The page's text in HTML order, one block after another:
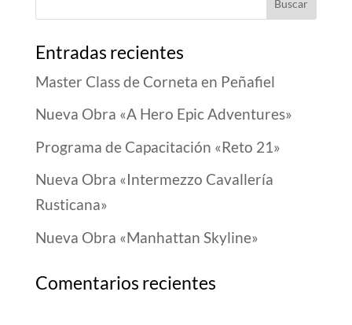
Entradas recientes
Master Class de Corneta en Peñafiel
Nueva Obra «A Hero Epic Adventures»
Programa de Capacitación «Reto 21»
Nueva Obra «Intermezzo Cavallería
Rusticana»
Nueva Obra «Manhattan Skyline»
Comentarios recientes